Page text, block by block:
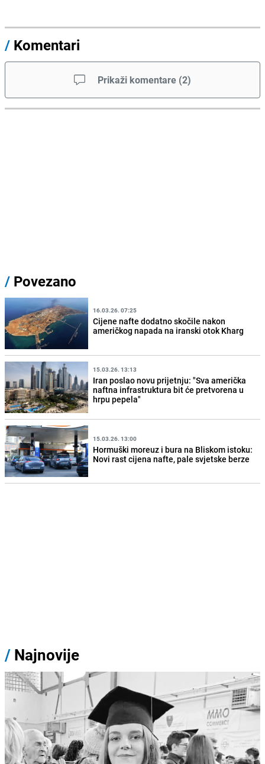
/ Komentari
Prikaži komentare (2)
/ Povezano
16.03.26. 07:25
Cijene nafte dodatno skočile nakon
američkog napada na iranski otok Kharg
15.03.26. 13:13
Iran poslao novu prijetnju: "Sva američka
naftna infrastruktura bit će pretvorena u
hrpu pepela"
15.03.26. 13:00
Hormuški moreuz i bura na Bliskom istoku:
Novi rast cijena nafte, pale svjetske berze
/ Najnovije